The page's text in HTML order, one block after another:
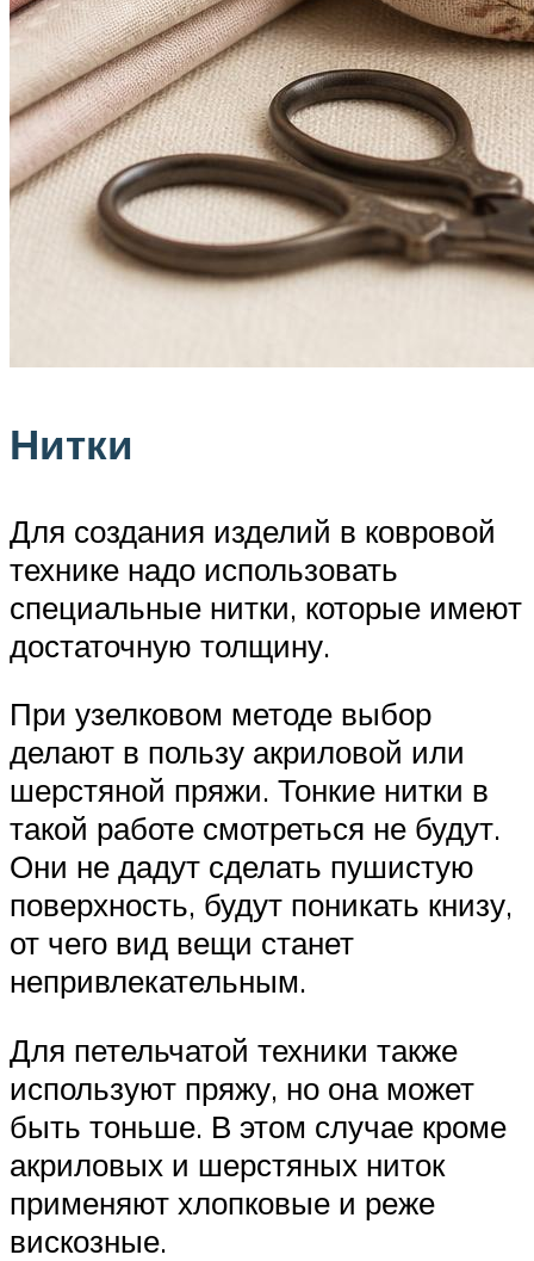
Нитки
Для создания изделий в ковровой
технике надо использовать
специальные нитки, которые имеют
достаточную толщину.
При узелковом методе выбор
делают в пользу акриловой или
шерстяной пряжи. Тонкие нитки в
такой работе смотреться не будут.
Они не дадут сделать пушистую
поверхность, будут поникать книзу,
от чего вид вещи станет
непривлекательным.
Для петельчатой техники также
используют пряжу, но она может
быть тоньше. В этом случае кроме
акриловых и шерстяных ниток
применяют хлопковые и реже
вискозные.